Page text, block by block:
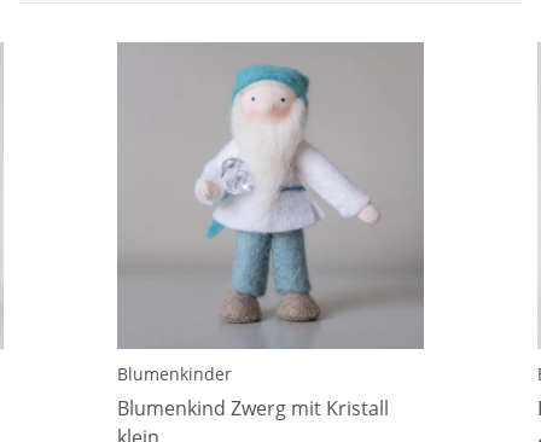
Blumenkinder
Blumenkind Zwerg mit Kristall
klein